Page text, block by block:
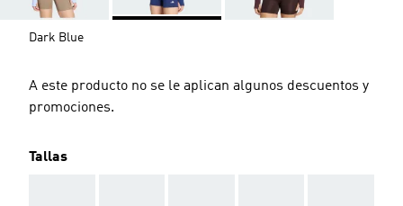
Dark Blue
A este producto no se le aplican algunos descuentos y
promociones.
Tallas